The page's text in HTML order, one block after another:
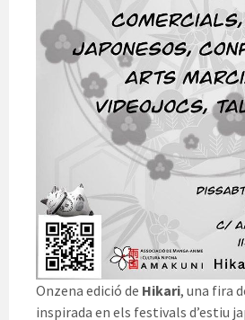
Onzena edició de Hikari, una fira
inspirada en els festivals d’estiu